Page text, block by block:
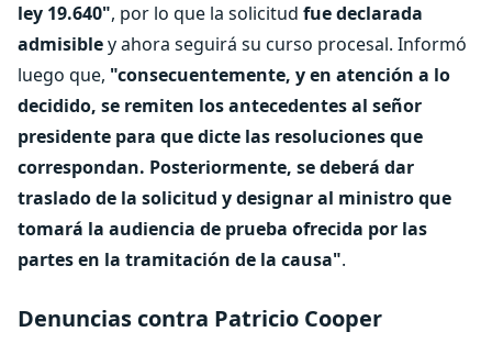
ley 19.640", por lo que la solicitud fue declarada
admisibley ahora seguirá su curso procesal. Informó
luego que, "consecuentemente, y en atención a lo
decidido, se remiten los antecedentes al señor
presidente para que dicte las resoluciones que
correspondan. Posteriormente, se deberá dar
traslado de la solicitud y designar al ministro que
tomará la audiencia de prueba ofrecida por las
partes en la tramitación de la causa".
Denuncias contra Patricio Cooper